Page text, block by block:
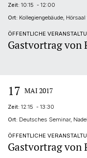
Zeit: 10:15 - 12:00
Ort: Kollegiengebäude, Hörsaal
ÖFFENTLICHE
Gastvortrag von
17 MAI 2017
Zeit: 12:15 - 13:30
Ort: Deutsches Seminar,
ÖFFENTLICHE
Gastvortrag von